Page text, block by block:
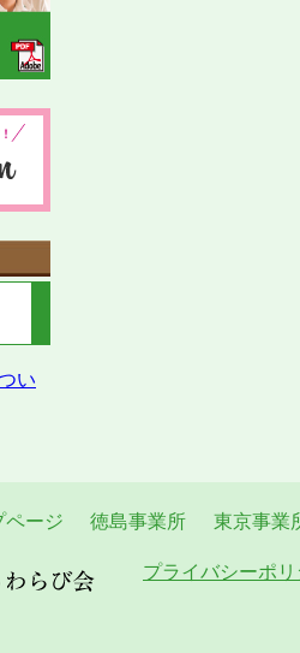
い
ページ 徳島事業所 東京事業
プライバシーポ